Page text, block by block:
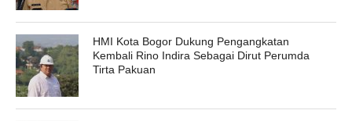
HMI Kota Bogor Dukung Pengangkatan
Kembali Rino Indira Sebagai Dirut Perumda
Tirta Pakuan